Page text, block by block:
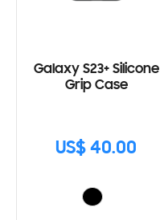
Galaxy S23+ Silicone
Grip Case
US$ 40.00